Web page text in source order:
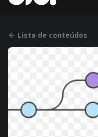
Lista de conteúdos